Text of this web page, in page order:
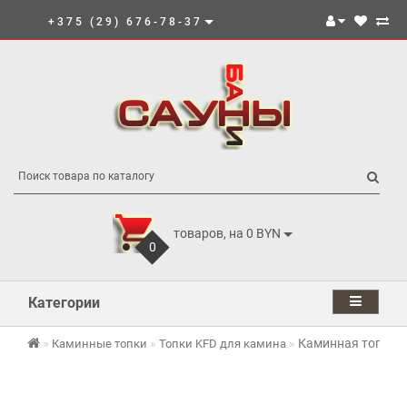
+375 (29) 676-78-37
0
товаров, на 0 BYN
Категории
Каминные топки Топки KFD для камина Каминная топка